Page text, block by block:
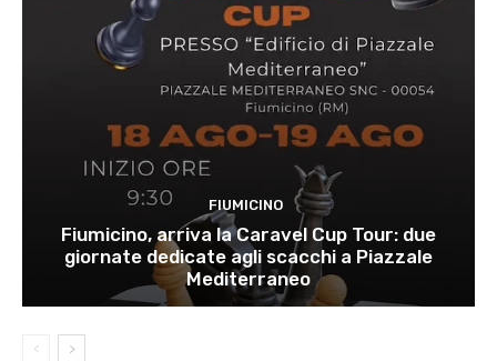
FIUMICINO
Fiumicino, arriva la Caravel Cup Tour: due
giornate dedicate agli scacchi a Piazzale
Mediterraneo